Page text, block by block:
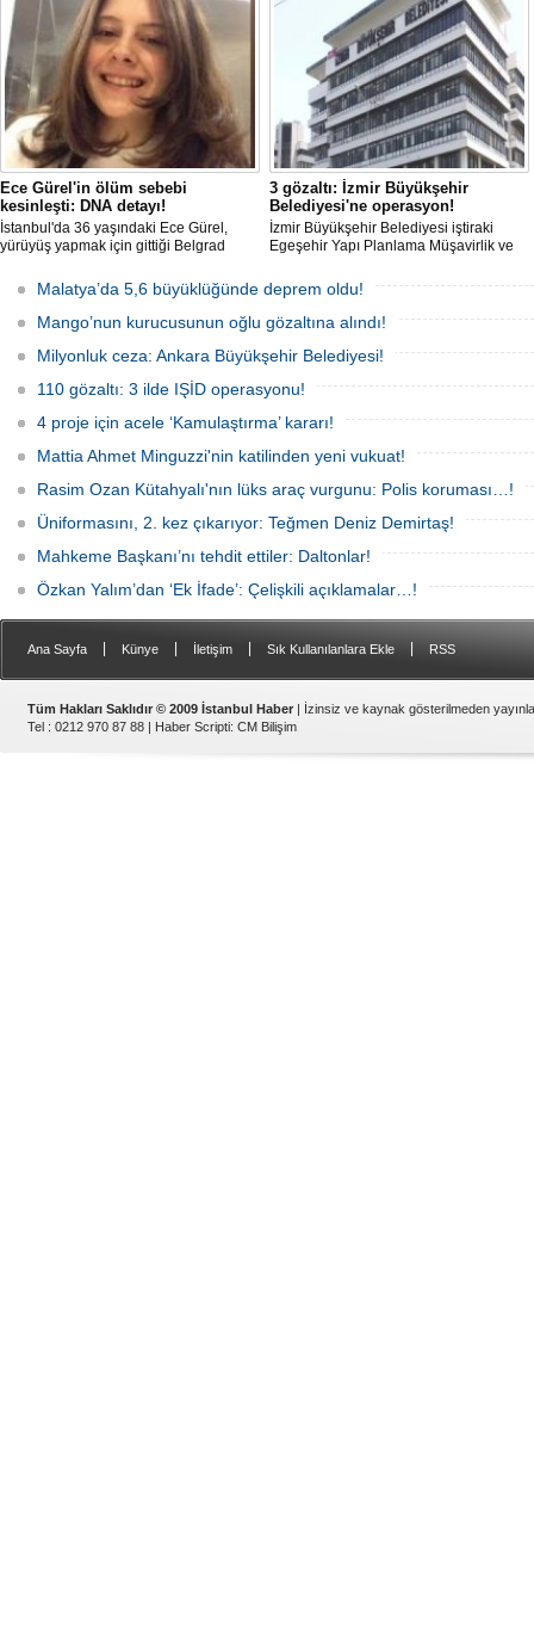
Ece Gürel'in ölüm sebebi
kesinleşti: DNA detayı!
İstanbul'da 36 yaşındaki Ece Gürel,
yürüyüş yapmak için gittiği Belgrad
karıştı. 4 gün sonra sağ bulunan ancak
kaldırıldığı hastanede hayatını
kaybeden Ece'nin ölümüyle ilgili
soruşturma tamamlanırken, dikkat
çeken detaylar yer aldı.
3 gözaltı: İzmir Büyükşehir
Belediyesi'ne operasyon!
İzmir Büyükşehir Belediyesi iştiraki
Egeşehir Yapı Planlama Müşavirlik ve
karıştırma' operasyonu düzenlendi. 4
şüpheliden 3'ü; Jandarma ekipleri
tarafınca gözaltına alındı.
Malatya’da 5,6 büyüklüğünde deprem oldu!
Mango’nun kurucusunun oğlu gözaltına alındı!
Milyonluk ceza: Ankara Büyükşehir Belediyesi!
110 gözaltı: 3 ilde IŞİD operasyonu!
4 proje için acele ‘Kamulaştırma’ kararı!
Mattia Ahmet Minguzzi'nin katilinden yeni vukuat!
Rasim Ozan Kütahyalı'nın lüks araç vurgunu: Polis koruması…!
Üniformasını, 2. kez çıkarıyor: Teğmen Deniz Demirtaş!
Mahkeme Başkanı’nı tehdit ettiler: Daltonlar!
Özkan Yalım’dan ‘Ek İfade’: Çelişkili açıklamalar…!
Ana Sayfa Künye İletişim Sık Kullanılanlara Ekle RSS
Tüm Hakları Saklıdır © 2009 İstanbul Haber | İzinsiz ve kaynak gösterilmeden
Tel : 0212 970 87 88 | Haber Scripti: CM Bilişim